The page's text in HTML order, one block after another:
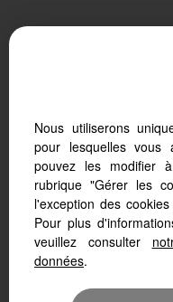
votre PC,
s’adapte
Nous utiliserons
pour lesquelles vous
pouvez les modifier
rubrique "Gérer les
l'exception des
Pour plus
veuillez consulter
données.